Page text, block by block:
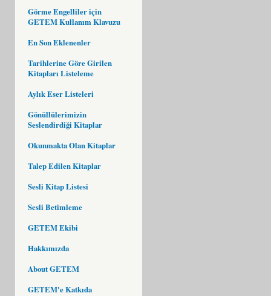
Görme Engelliler için
GETEM Kullanım Klavuzu
En Son Eklenenler
Tarihlerine Göre Girilen
Kitapları Listeleme
Aylık Eser Listeleri
Gönüllülerimizin
Seslendirdiği Kitaplar
Okunmakta Olan Kitaplar
Talep Edilen Kitaplar
Sesli Kitap Listesi
Sesli Betimleme
GETEM Ekibi
Hakkımızda
About GETEM
GETEM'e Katkıda